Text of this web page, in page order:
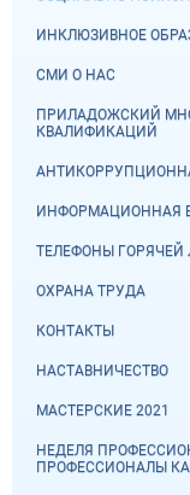
ИНКЛЮЗИВНОЕ
СМИ О НАС
ПРИЛАДОЖСКИЙ
КВАЛИФИКАЦИЙ
ИНФОРМАЦИОННАЯ
ТЕЛЕФОНЫ
ОХРАНА ТРУДА
КОНТАКТЫ
НАСТАВНИЧЕСТВО
МАСТЕРСКИЕ 2021
НЕДЕЛЯ
ПРОФЕССИОНАЛЫ